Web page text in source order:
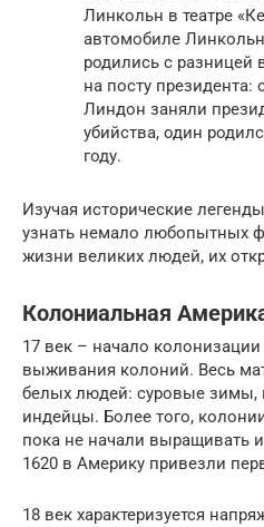
Линкольн в театре
автомобиле
родились с разницей
на посту
Линдон заняли
убийства, один
году.
Изучая исторические
узнать немало любопытных
жизни великих людей, их
Колониальная
17 век – начало
выживания колоний. Весь
белых людей: суровые зимы,
индейцы. Более того,
пока не начали выращивать
1620 в Америку привезли
18 век характеризуется